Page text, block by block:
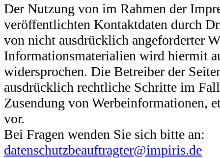
Der Nutzung von im Rahmen der
veröffentlichten Kontaktdaten durch
von nicht ausdrücklich angeforderter
Informationsmaterialien wird hiermit
widersprochen. Die Betreiber der
ausdrücklich rechtliche Schritte im
Zusendung von Werbeinformationen,
vor.
Bei Fragen wenden Sie sich bitte an:
datenschutzbeauftragter@impiris.de